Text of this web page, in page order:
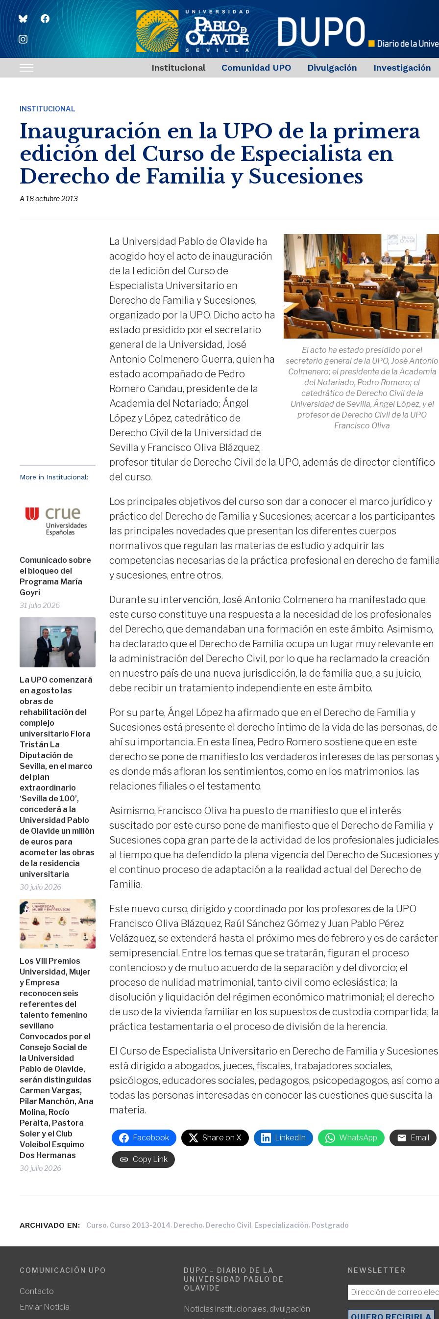
blueskyfacebook
instagram
Toggle
navigation
Institucional Comunidad UPO Divulgación Investigación
INSTITUCIONAL
Inauguración en la UPO de la primera
edición del Curso de Especialista en
Derecho de Familia y Sucesiones
A 18 octubre 2013
More in Institucional:
Comunicado sobre
el bloqueo del
Programa María
Goyri
31 julio 2026
La UPO comenzará
en agosto las
obras de
rehabilitación del
complejo
universitario Flora
Tristán La
Diputación de
Sevilla, en el marco
del plan
extraordinario
‘Sevilla de 100’,
concederá a la
Universidad Pablo
de Olavide un millón
de euros para
acometer las obras
de la residencia
universitaria
30 julio 2026
Los VIII Premios
Universidad, Mujer
y Empresa
reconocen seis
referentes del
talento femenino
sevillano
Convocados por el
Consejo Social de
la Universidad
Pablo de Olavide,
serán distinguidas
Carmen Vargas,
Pilar Manchón, Ana
Molina, Rocío
Peralta, Pastora
Soler y el Club
Voleibol Esquimo
Dos Hermanas
30 julio 2026
El acto ha estado presidido por el
secretario general de la UPO, José Antonio
Colmenero; el presidente de la Academia
del Notariado, Pedro Romero; el
catedrático de Derecho Civil de la
Universidad de Sevilla, Ángel López, y el
profesor de Derecho Civil de la UPO
Francisco Oliva
La Universidad Pablo de Olavide ha
acogido hoy el acto de inauguración
de la I edición del Curso de
Especialista Universitario en
Derecho de Familia y Sucesiones,
organizado por la UPO. Dicho acto ha
estado presidido por el secretario
general de la Universidad, José
Antonio Colmenero Guerra, quien ha
estado acompañado de Pedro
Romero Candau, presidente de la
Academia del Notariado; Ángel
López y López, catedrático de
Derecho Civil de la Universidad de
Sevilla y Francisco Oliva Blázquez,
profesor titular de Derecho Civil de la UPO, además de director científico
del curso.
Los principales objetivos del curso son dar a conocer el marco jurídico y
práctico del Derecho de Familia y Sucesiones; acercar a los participantes
las principales novedades que presentan los diferentes cuerpos
normativos que regulan las materias de estudio y adquirir las
competencias necesarias de la práctica profesional en derecho de
y sucesiones, entre otros.
Durante su intervención, José Antonio Colmenero ha manifestado que
este curso constituye una respuesta a la necesidad de los profesionales
del Derecho, que demandaban una formación en este ámbito. Asimismo,
ha declarado que el Derecho de Familia ocupa un lugar muy relevante en
la administración del Derecho Civil, por lo que ha reclamado la creación
en nuestro país de una nueva jurisdicción, la de familia que, a su juicio,
debe recibir un tratamiento independiente en este ámbito.
Por su parte, Ángel López ha afirmado que en el Derecho de Familia y
Sucesiones está presente el derecho íntimo de la vida de las personas, de
ahí su importancia. En esta línea, Pedro Romero sostiene que en este
derecho se pone de manifiesto los verdaderos intereses de las personas
es donde más afloran los sentimientos, como en los matrimonios, las
relaciones filiales o el testamento.
Asimismo, Francisco Oliva ha puesto de manifiesto que el interés
suscitado por este curso pone de manifiesto que el Derecho de Familia y
Sucesiones copa gran parte de la actividad de los profesionales
al tiempo que ha defendido la plena vigencia del Derecho de Sucesiones y
el continuo proceso de adaptación a la realidad actual del Derecho de
Familia.
Este nuevo curso, dirigido y coordinado por los profesores de la UPO
Francisco Oliva Blázquez, Raúl Sánchez Gómez y Juan Pablo Pérez
Velázquez, se extenderá hasta el próximo mes de febrero y es de carácter
semipresencial. Entre los temas que se tratarán, figuran el proceso
contencioso y de mutuo acuerdo de la separación y del divorcio; el
proceso de nulidad matrimonial, tanto civil como eclesiástica; la
disolución y liquidación del régimen económico matrimonial; el derecho
de uso de la vivienda familiar en los supuestos de custodia compartida; la
práctica testamentaria o el proceso de división de la herencia.
El Curso de Especialista Universitario en Derecho de Familia y Sucesiones
está dirigido a abogados, jueces, fiscales, trabajadores sociales,
psicólogos, educadores sociales, pedagogos, psicopedagogos, así como
todas las personas interesadas en conocer las cuestiones que suscita la
materia.
Facebook Share on X LinkedIn WhatsApp Email
Copy Link
ARCHIVADO EN: Curso, Curso 2013-2014, Derecho, Derecho Civil, Especialización, Postgrado
COMUNICACIÓN UPO
Contacto
Enviar Noticia
DUPO – DIARIO DE LA
UNIVERSIDAD PABLO DE
OLAVIDE
Noticias institucionales, divulgación
NEWSLETTER